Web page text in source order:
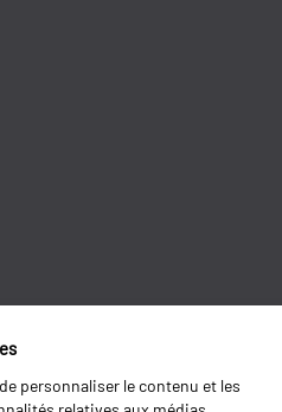
personnaliser le contenu et les